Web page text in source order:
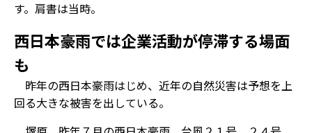
す。肩書は当時。
西日本豪雨では企業活動が停滞する場面
も
――昨年の西日本豪雨はじめ、近年の自然災害は予想を上
回る大きな被害を出している。